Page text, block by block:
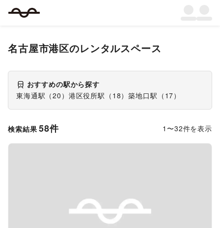
名古屋市港区のレンタルスペース
おすすめの駅から探す
東海通駅 （20 ） 港区役所駅 （ 18）築地口駅 （ 17）
検索結果 58件 1 〜32件を表示
Previous slide